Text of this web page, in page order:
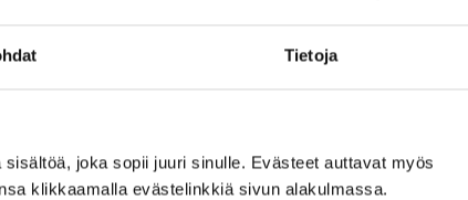
Tietoja
joka sopii juuri sinulle. Evästeet auttavat myös
klikkaamalla evästelinkkiä sivun alakulmassa.